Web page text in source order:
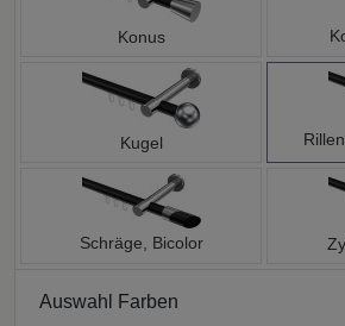
Konus
Kugel
Schräge, Bicolor
Auswahl Farben